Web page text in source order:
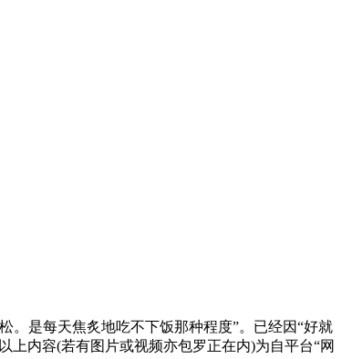
是每天焦炙地吃不下饭那种程度”。已经因“好就
上内容(若有图片或视频亦包罗正在内)为自平台“网